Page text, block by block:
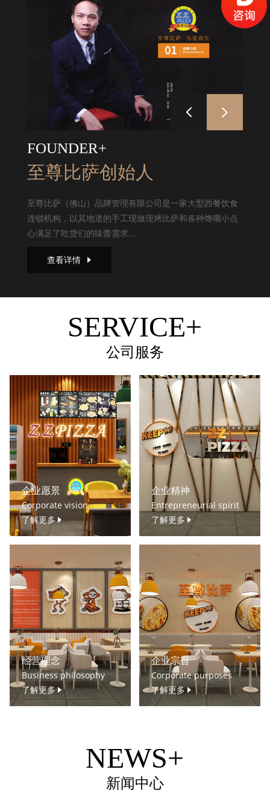
FOUNDER+
至尊比萨创始人
至尊比萨（佛山）品牌管理有限公司是一家大型西餐饮食
连锁机构，以其地道的手工现做现烤比萨和各种馋嘴小点
心满足了吃货们的味蕾需求...
查看详情
SERVICE+
公司服务
企业愿景
Corporate vision
了解更多
企业精神
Entrepreneurial spirit
了解更多
经营理念
Business philosophy
了解更多
企业宗旨
Corporate purposes
了解更多
NEWS+
新闻中心